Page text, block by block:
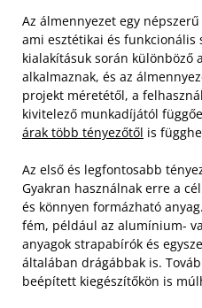
Az álmennyezet egy
ami esztétikai és
kialakításuk során különböző
alkalmaznak, és az
projekt méretétől, a
kivitelező munkadíjától
árak több tényezőtől is
Az első és legfontosabb
Gyakran használnak erre a
és könnyen formázható
fém, például az alumínium-
anyagok strapabírók és
általában drágábbak is.
beépített kiegészítőkön is